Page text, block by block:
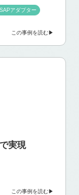
アダプター
この事例を読む
実現
この事例を読む